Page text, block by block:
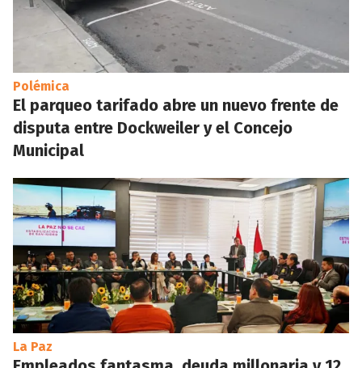
Polémica
El parqueo tarifado abre un nuevo frente de
disputa entre Dockweiler y el Concejo
Municipal
La Paz